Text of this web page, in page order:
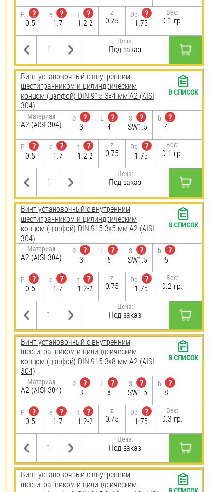
P
?
0.5
e
?
1.7
t
?
1.2-2
z
0.75
Dp
?
1.75
Вес:
0.1 гр.
Цена:
Под заказ
Винт установочный с внутренним
шестигранником и цилиндрическим
концом (цапфой) DIN 915 3х4 мм А2 (AISI
304)
Материал
А2 (AISI 304)
Ø
?
3
L
?
4
S
?
SW1.5
b
?
4
P
?
0.5
e
?
1.7
t
?
1.2-2
z
0.75
Dp
?
1.75
Вес:
0.1 гр.
Цена:
Под заказ
В СПИСОК
Винт установочный с внутренним
шестигранником и цилиндрическим
концом (цапфой) DIN 915 3х5 мм А2 (AISI
304)
Материал
А2 (AISI 304)
Ø
?
3
L
?
5
S
?
SW1.5
b
?
5
P
?
0.5
e
?
1.7
t
?
1.2-2
z
0.75
Dp
?
1.75
Вес:
0.2 гр.
Цена:
Под заказ
В СПИСОК
Винт установочный с внутренним
шестигранником и цилиндрическим
концом (цапфой) DIN 915 3х8 мм А2 (AISI
304)
Материал
А2 (AISI 304)
Ø
?
3
L
?
8
S
?
SW1.5
b
?
8
P
?
0.5
e
?
1.7
t
?
1.2-2
z
0.75
Dp
?
1.75
Вес:
0.3 гр.
Цена:
Под заказ
В СПИСОК
Винт установочный с внутренним
шестигранником и цилиндрическим